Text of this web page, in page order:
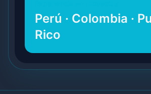
Perú · Colombia ·
Rico